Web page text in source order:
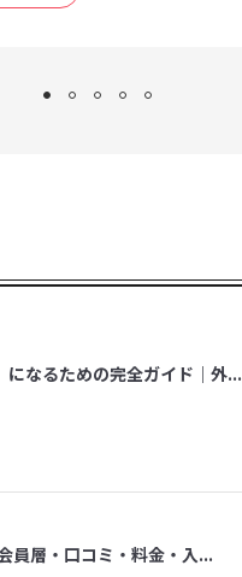
になるための完全ガイド｜外...
員層・口コミ・料金・入...